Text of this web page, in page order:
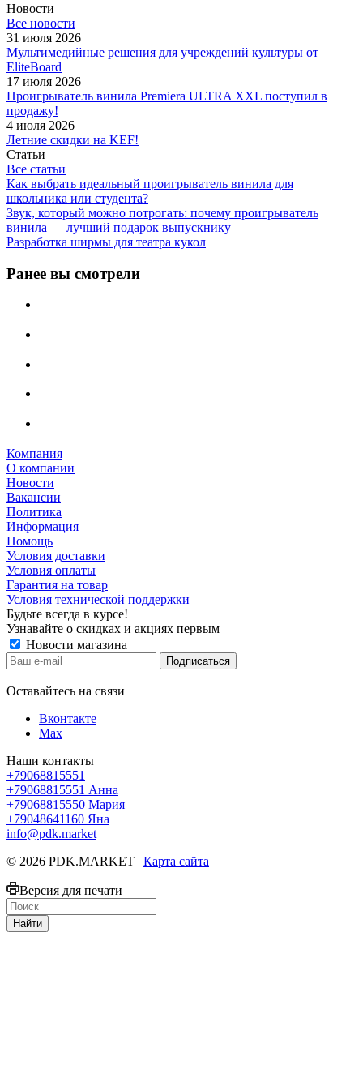
Новости
Все новости
31 июля 2026
Мультимедийные решения для учреждений культуры от
EliteBoard
17 июля 2026
Проигрыватель винила Premiera ULTRA XXL поступил в
продажу!
4 июля 2026
Летние скидки на KEF!
Статьи
Все статьи
Как выбрать идеальный проигрыватель винила для
школьника или студента?
Звук, который можно потрогать: почему проигрыватель
винила — лучший подарок выпускнику
Разработка ширмы для театра кукол
Ранее вы смотрели
Компания
О компании
Новости
Вакансии
Политика
Информация
Помощь
Условия доставки
Условия оплаты
Гарантия на товар
Условия технической поддержки
Будьте всегда в курсе!
Узнавайте о скидках и акциях первым
Новости магазина
Оставайтесь на связи
Вконтакте
Max
Наши контакты
+79068815551
+79068815551 Анна
+79068815550 Мария
+79048641160 Яна
info@pdk.market
© 2026 PDK.MARKET | Карта сайта
Версия для печати
Найти